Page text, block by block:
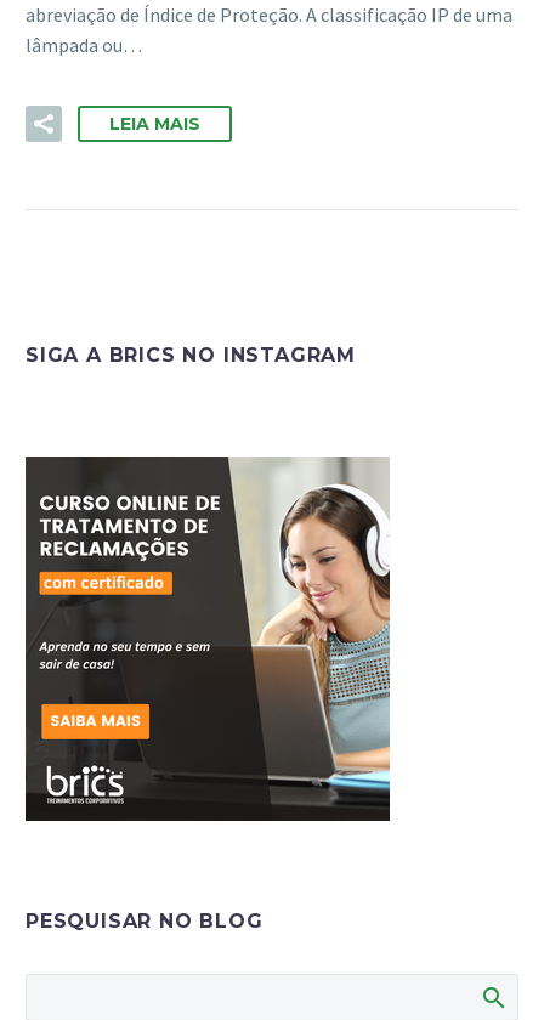
abreviação de Índice de Proteção. A classificação IP de uma
lâmpada ou…
LEIA MAIS
SIGA A BRICS NO INSTAGRAM
PESQUISAR NO BLOG